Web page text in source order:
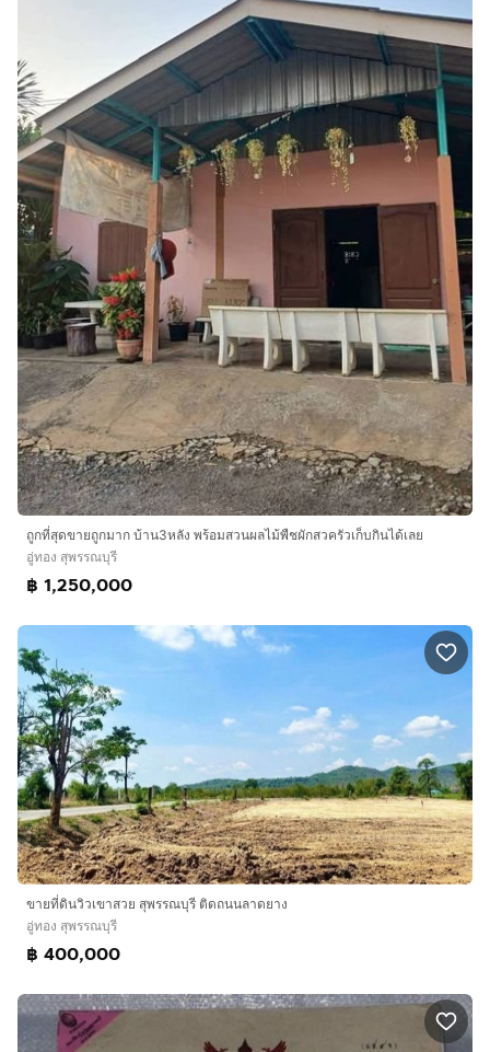
ถูกที่สุดขายถูกมาก บ้าน3หลัง พร้อมสวนผลไม้พืชผักสวครัวเก็บกินได้เลย
อู่ทอง สุพรรณบุรี
฿ 1,250,000
ขายที่ดินวิวเขาสวย สุพรรณบุรี ติดถนนลาดยาง
อู่ทอง สุพรรณบุรี
฿ 400,000